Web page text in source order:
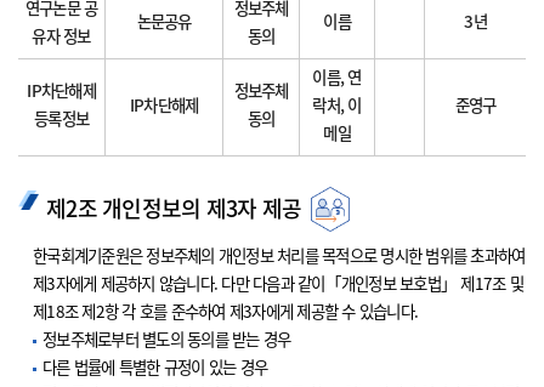
연구논문 공
유자 정보
논문공유
정보주체
동의
이름 3년
IP차단해제
등록정보
IP차단해제
정보주체
동의
이름, 연
락처, 이
메일
준영구
제2조 개인정보의 제3자 제공
한국회계기준원은 정보주체의 개인정보 처리를 목적으로 명시한 범위를 초과하여
제3자에게 제공하지 않습니다. 다만 다음과 같이「개인정보 보호법」 제17조 및
제18조 제2항 각 호를 준수하여 제3자에게 제공할 수 있습니다.
정보주체로부터 별도의 동의를 받는 경우
다른 법률에 특별한 규정이 있는 경우